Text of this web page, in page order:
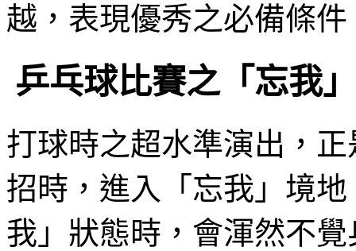
越，表現優秀之必備條
乒乓球比賽之「忘我
打球時之超水準演出，
招時，進入「忘我」境
我」狀態時，會渾然不